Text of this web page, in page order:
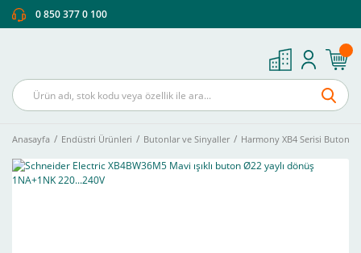
0 850 377 0 100
Anasayfa Endüstri Ürünleri Butonlar ve Sinyaller Harmony XB4 Serisi Buton